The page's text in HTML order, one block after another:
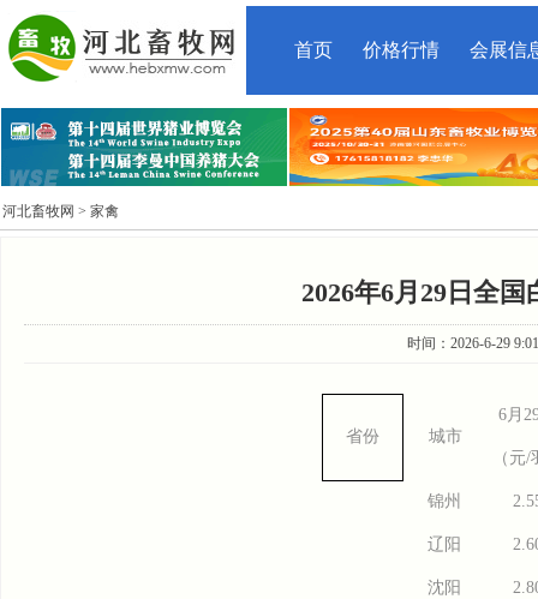
首页 价格行情 会展信
河北畜牧网 > 家禽
2026年6月29日全
时间：2026-6-29
省份 城市
6月
（元/
锦州
辽阳
沈阳